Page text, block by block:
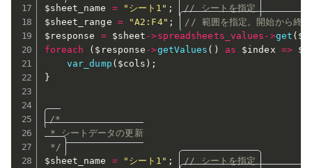
$sheet_name
= "シート1" ;
// シートを指定
$sheet_range = "A2:F4" ;
// 範囲を指定。開始から終了
$response
= $sheet ->spreadsheets_values - >get (
foreach
( $response ->getValues ( ) as $index =>
var_dump ( $cols ) ;
}
/*
* シートデータの更新
*/
$sheet_name
= "シート1" ;
// シートを指定